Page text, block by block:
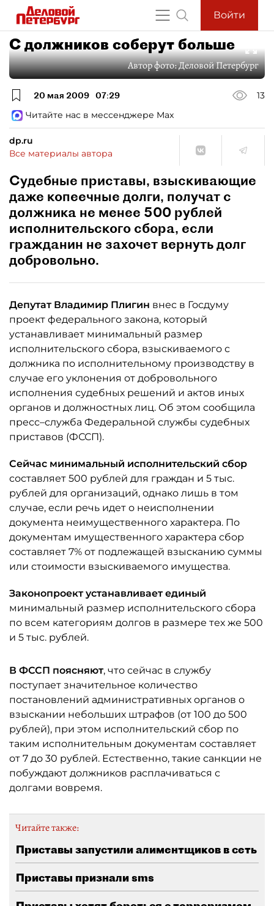
Войти
С должников соберут больше
Автор фото:Деловой Петербург
20 мая 2009 07:29
13
Читайте нас в мессенджере Max
dp.ru
Все материалы автора
Судебные приставы, взыскивающие
даже копеечные долги, получат с
должника не менее 500 рублей
исполнительского сбора, если
гражданин не захочет вернуть долг
добровольно.
Депутат Владимир Плигин внес в Госдуму
проект федерального закона, который
устанавливает минимальный размер
исполнительского сбора, взыскиваемого с
должника по исполнительному производству в
случае его уклонения от добровольного
исполнения судебных решений и актов иных
органов и должностных лиц. Об этом сообщила
пресс–служба Федеральной службы судебных
приставов (ФССП).
Сейчас минимальный исполнительский сбор
составляет 500 рублей для граждан и 5 тыс.
рублей для организаций, однако лишь в том
случае, если речь идет о неисполнении
документа неимущественного характера. По
документам имущественного характера сбор
составляет 7% от подлежащей взысканию суммы
или стоимости взыскиваемого имущества.
Законопроект устанавливает единый
минимальный размер исполнительского сбора
по всем категориям долгов в размере тех же 500
и 5 тыс. рублей.
В ФССП поясняют, что сейчас в службу
поступает значительное количество
постановлений административных органов о
взыскании небольших штрафов (от 100 до 500
рублей), при этом исполнительский сбор по
таким исполнительным документам составляет
от 7 до 30 рублей. Естественно, такие санкции не
побуждают должников расплачиваться с
долгами вовремя.
Читайте также:
Приставы запустили алиментщиков в сеть
Приставы признали sms